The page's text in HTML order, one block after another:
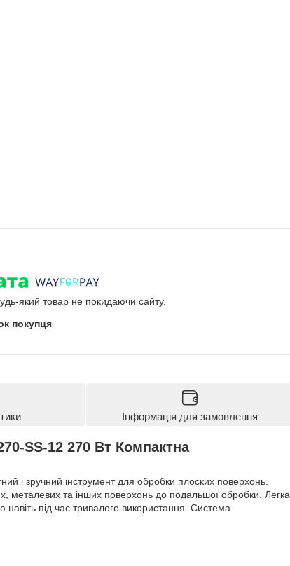
який товар не покидаючи сайту.
покупця
Інформація для замовлення
SS-12 270 Вт Компактна
і зручний інструмент для обробки плоских поверхонь.
металевих та інших поверхонь до подальшої обробки. Легка
навіть під час тривалого використання. Система